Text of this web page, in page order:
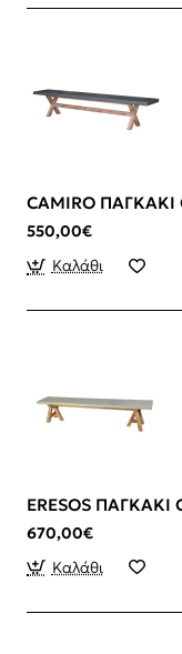
Αναβαθμίστε την
CAMIRO ΠΑΓΚΑΚΙ
550,00€
Καλάθι
ERESOS
670,00€
Καλάθι